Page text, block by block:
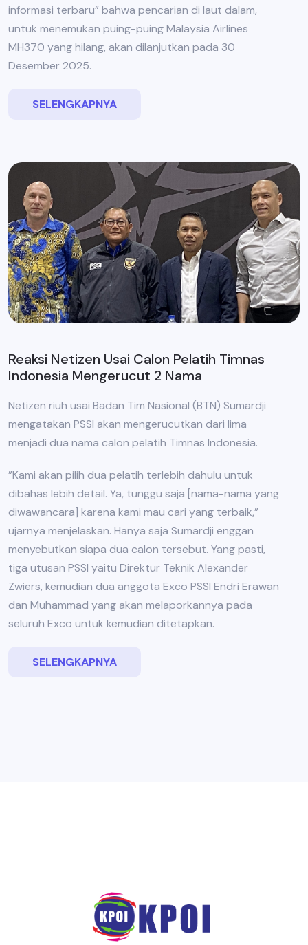
informasi terbaru” bahwa pencarian di laut dalam,
untuk menemukan puing-puing Malaysia Airlines
MH370 yang hilang, akan dilanjutkan pada 30
Desember 2025.
SELENGKAPNYA
Reaksi Netizen Usai Calon Pelatih Timnas
Indonesia Mengerucut 2 Nama
Netizen riuh usai Badan Tim Nasional (BTN) Sumardji
mengatakan PSSI akan mengerucutkan dari lima
menjadi dua nama calon pelatih Timnas Indonesia.
”Kami akan pilih dua pelatih terlebih dahulu untuk
dibahas lebih detail. Ya, tunggu saja [nama-nama yang
diwawancara] karena kami mau cari yang terbaik,”
ujarnya menjelaskan. Hanya saja Sumardji enggan
menyebutkan siapa dua calon tersebut. Yang pasti,
tiga utusan PSSI yaitu Direktur Teknik Alexander
Zwiers, kemudian dua anggota Exco PSSI Endri Erawan
dan Muhammad yang akan melaporkannya pada
seluruh Exco untuk kemudian ditetapkan.
SELENGKAPNYA